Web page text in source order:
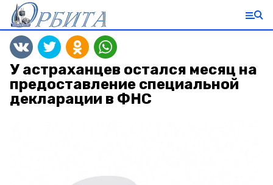
У астраханцев остался месяц на
предоставление специальной
декларации в ФНС